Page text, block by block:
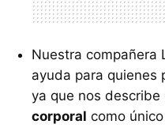
Nuestra compañera
ayuda para quienes
ya que nos describe
corporal como